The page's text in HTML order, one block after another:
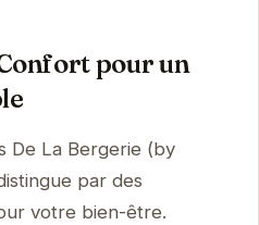
pour un
De La Bergerie (by
par des
votre bien-être.